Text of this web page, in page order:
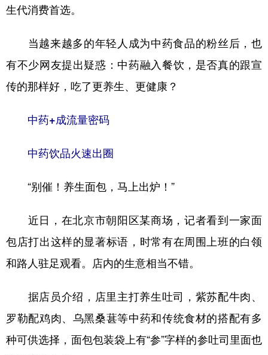
广东
四川 贵州 云南 西藏
陕西 甘肃 青海 宁夏
新疆 内蒙古 黑龙江
Русский язык 日本語
Deutsch Português
生代消费首选。
当越来越多的年轻人成为中药食品的粉丝后，也
有不少网友提出疑惑：中药融入餐饮，是否真的跟宣
传的那样好，吃了更养生、更健康？
中药+成流量密码
中药饮品火速出圈
“别催！养生面包，马上出炉！”
近日，在北京市朝阳区某商场，记者看到一家面
包店打出这样的显著标语，时常有在周围上班的白领
和路人驻足观看。店内的生意相当不错。
据店员介绍，店里主打养生吐司，紫苏配牛肉、
罗勒配鸡肉、乌黑桑葚等中药和传统食材的搭配有多
种可供选择，面包包装袋上有“参”字样的参吐司里面也